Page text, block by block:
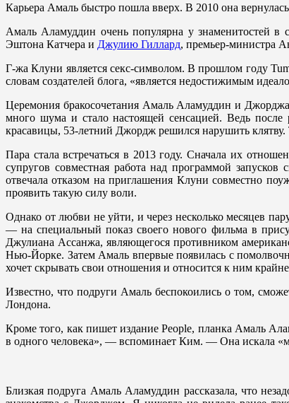
Карьера Амаль быстро пошла вверх. В 2010 она
Амаль Аламуддин очень популярна у знаменитостей в
Эштона Катчера и Джулию Гиллард, премьер-министра
Г-жа Клуни является секс-символом. В прошлом году
словам создателей блога, «является недостижимым
Церемония бракосочетания Амаль Аламуддин и
много шума и стало настоящей сенсацией. Ведь
красавицы, 53-летний Джордж решился нарушить
Пара стала встречаться в 2013 году. Сначала их
супругов совместная работа над программой
отвечала отказом на приглашения Клуни совместно
проявить такую силу воли.
Однако от любви не уйти, и через несколько месяцев
— на специальный показ своего нового фильма в
Джулиана Ассанжа, являющегося противником
Нью-Йорке. Затем Амаль впервые появилась с
хочет скрывать свои отношения и относится к ним крайне
Известно, что подруги Амаль беспокоились о том,
Лондона.
Кроме того, как пишет издание People, планка Амаль
в одного человека», — вспоминает Ким. — Она искала
Близкая подруга Амаль Аламуддин рассказала, что